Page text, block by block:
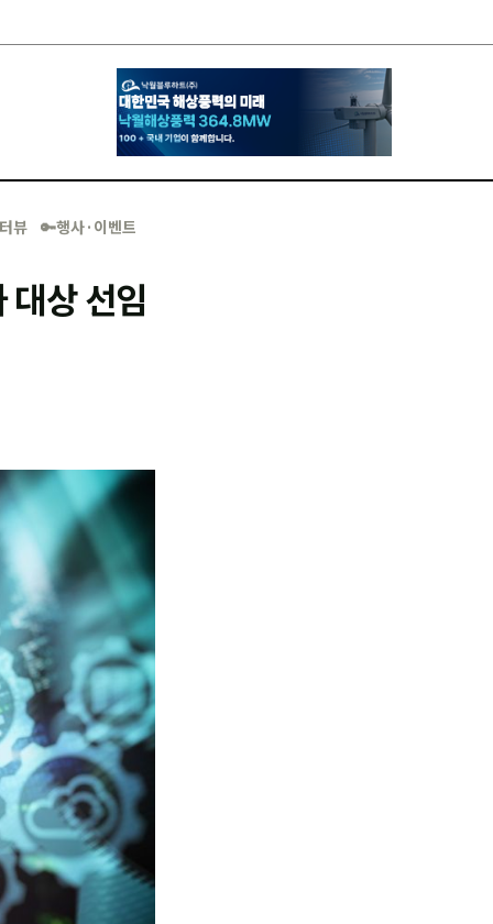
뷰 🔑행사·이벤트
상 선임